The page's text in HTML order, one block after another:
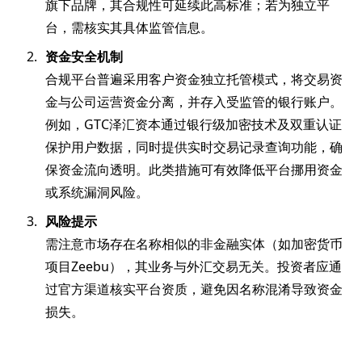
旗下品牌，其合规性可延续此高标准；若为独立平
台，需核实其具体监管信息。
资金安全机制
合规平台普遍采用客户资金独立托管模式，将交易资
金与公司运营资金分离，并存入受监管的银行账户。
例如，GTC泽汇资本通过银行级加密技术及双重认证
保护用户数据，同时提供实时交易记录查询功能，确
保资金流向透明。此类措施可有效降低平台挪用资金
或系统漏洞风险。
风险提示
需注意市场存在名称相似的非金融实体（如加密货币
项目Zeebu），其业务与外汇交易无关。投资者应通
过官方渠道核实平台资质，避免因名称混淆导致资金
损失。